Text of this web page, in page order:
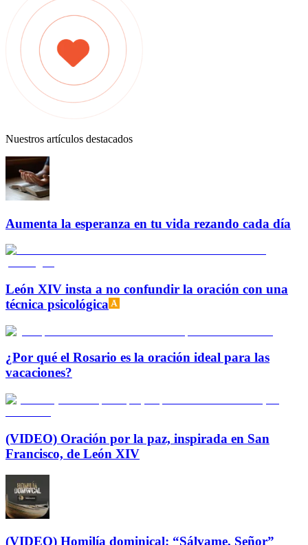
Nuestros artículos destacados
Aumenta la esperanza en tu vida rezando cada día
León XIV insta a no confundir la oración con una
técnica psicológica
¿Por qué el Rosario es la oración ideal para las
vacaciones?
(VIDEO) Oración por la paz, inspirada en San
Francisco, de León XIV
(VIDEO) Homilía dominical: “Sálvame, Señor”